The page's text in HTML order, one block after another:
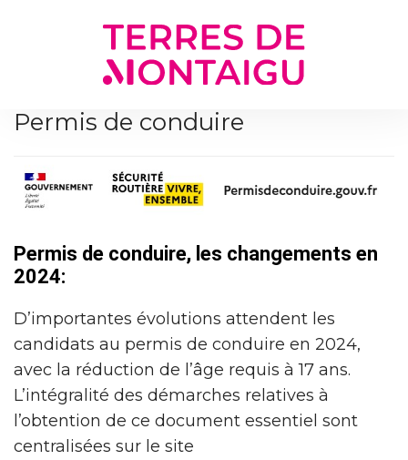
Permis de conduire
Permis de conduire, les changements en
2024:
D’importantes évolutions attendent les
candidats au permis de conduire en 2024,
avec la réduction de l’âge requis à 17 ans.
L’intégralité des démarches relatives à
l’obtention de ce document essentiel sont
centralisées sur le site